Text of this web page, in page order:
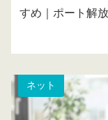
すめ｜ポート解
ネット